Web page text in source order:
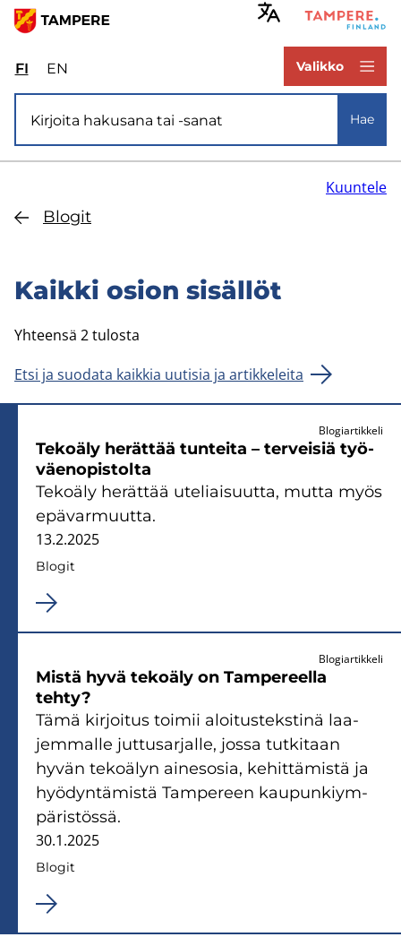
Hyppää
FIValitse
sivuston
kieli:
suomi
ENSelect
site
language:
Valikko
Hae
Blo­git
Kuuntele
Kaik­ki osion si­säl­löt
Yhteensä 2 tulosta
Etsi ja suodata kaikkia uutisia ja artikkeleita
Blogiartikkeli
Te­ko­ä­ly he­rät­tää tun­tei­ta – ter­vei­siä työ­
väen­opis­tol­ta
Te­ko­ä­ly he­rät­tää ute­liai­suut­ta, mutta myös
epä­var­muut­ta.
13.2.2025
Blo­git
Blogiartikkeli
Mistä hyvä te­ko­ä­ly on Tam­pe­reel­la
tehty?
Tämä kir­joi­tus toi­mii aloi­tus­teks­ti­nä laa­
jem­mal­le jut­tusar­jal­le, jossa tut­ki­taan
hyvän te­ko­ä­lyn ai­ne­so­sia, ke­hit­tä­mis­tä ja
hyö­dyn­tä­mis­tä Tam­pe­reen kau­pun­kiym­
pä­ris­tös­sä.
30.1.2025
Blo­git